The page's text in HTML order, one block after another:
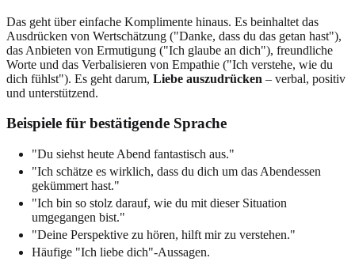
Das geht über einfache Komplimente hinaus. Es beinhaltet das
Ausdrücken von Wertschätzung ("Danke, dass du das getan hast"),
das Anbieten von Ermutigung ("Ich glaube an dich"), freundliche
Worte und das Verbalisieren von Empathie ("Ich verstehe, wie du
dich fühlst"). Es geht darum, Liebe auszudrücken – verbal, positiv
und unterstützend.
Beispiele für bestätigende Sprache
"Du siehst heute Abend fantastisch aus."
"Ich schätze es wirklich, dass du dich um das Abendessen
gekümmert hast."
"Ich bin so stolz darauf, wie du mit dieser Situation
umgegangen bist."
"Deine Perspektive zu hören, hilft mir zu verstehen."
Häufige "Ich liebe dich"-Aussagen.